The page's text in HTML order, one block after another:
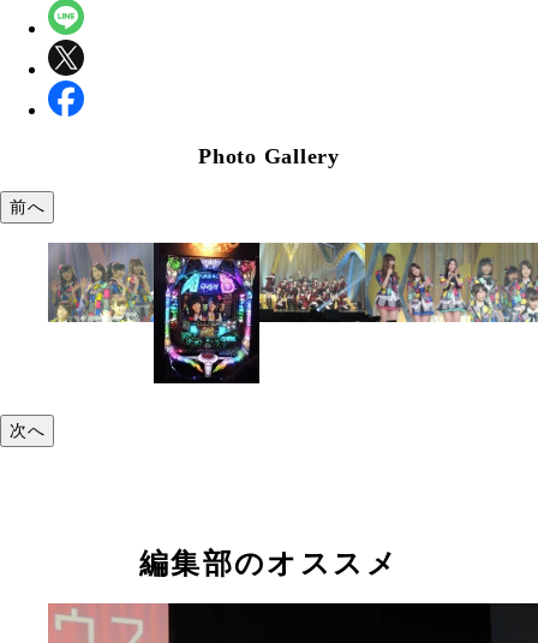
Photo Gallery
前へ
次へ
編集部のオススメ